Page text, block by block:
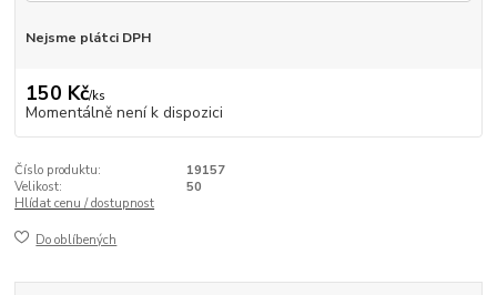
Nejsme plátci DPH
150 Kč/ks
Momentálně není k dispozici
Číslo produktu:
19157
Velikost:
50
Hlídat cenu / dostupnost
Do oblíbených